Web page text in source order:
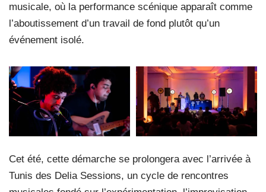
musicale, où la performance scénique apparaît comme
l’aboutissement d’un travail de fond plutôt qu’un
événement isolé.
Cet été, cette démarche se prolongera avec l’arrivée à
Tunis des Delia Sessions, un cycle de rencontres